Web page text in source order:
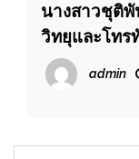
นางสาวชุติ
วิทยุและโทร
ราชูปถัมภ์ร่ว
พิธีปัจฉิมนิเ
admin